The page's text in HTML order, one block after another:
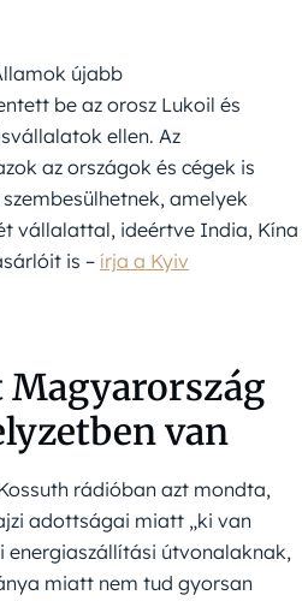
újabb
be az orosz Lukoil és
ellen. Az
az országok és cégek is
amelyek
vállalattal, ideértve India, Kína
is – írja a Kyiv
van
rádióban azt mondta,
adottságai miatt „ki van
energiaszállítási útvonalaknak,
miatt nem tud gyorsan